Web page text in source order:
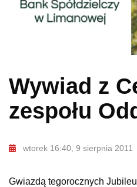
Wywiad z
zespołu
wtorek 16:40, 9 sierpnia 2011
Gwiazdą tegorocznych